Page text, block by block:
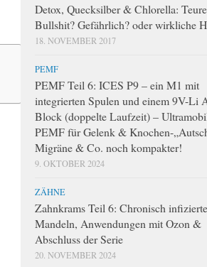
Detox, Quecksilber & Chlorella:
Bullshit? Gefährlich? oder wirkliche
18. NOVEMBER 2017
PEMF
PEMF Teil 6: ICES P9 – ein M1 mit
integrierten Spulen und einem 9V-Li
Block (doppelte Laufzeit) –
PEMF für Gelenk & Knochen-
Migräne & Co. noch kompakter!
9. OKTOBER 2024
ZÄHNE
Zahnkrams Teil 6: Chronisch infizierte
Mandeln, Anwendungen mit Ozon &
Abschluss der Serie
20. NOVEMBER 2024